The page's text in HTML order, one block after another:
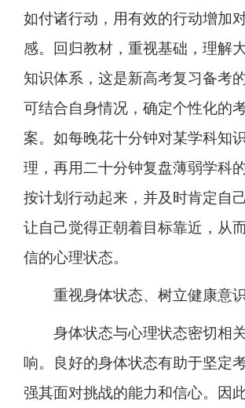
如付诸行动，用有效的行动增加
感。回归教材，重视基础，理解
知识体系，这是新高考复习备考
可结合自身情况，确定个性化的
案。如每晚花十分钟对某学科知
理，再用二十分钟复盘薄弱学科
按计划行动起来，并及时肯定自
让自己觉得正朝着目标靠近，从
信的心理状态。
重视身体状态、树立健康意识
身体状态与心理状态密切相
响。良好的身体状态有助于坚定
强其面对挑战的能力和信心。因